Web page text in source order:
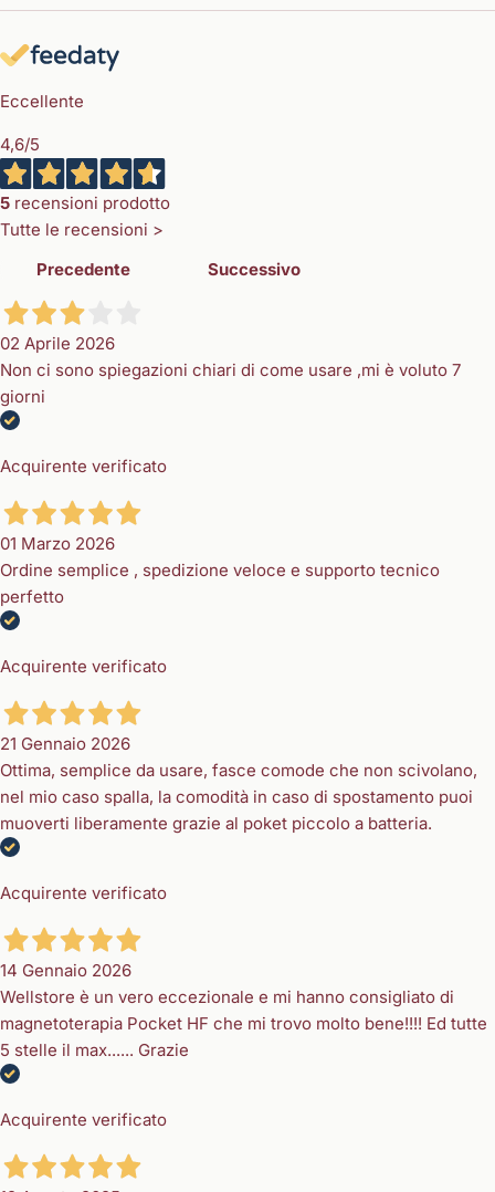
Eccellente
4,6/5
5 recensioni prodotto
Tutte le recensioni >
Precedente
Successivo
02 Aprile 2026
Non ci sono spiegazioni chiari di come usare ,mi è voluto 7
giorni
Acquirente verificato
01 Marzo 2026
Ordine semplice , spedizione veloce e supporto tecnico
perfetto
Acquirente verificato
21 Gennaio 2026
Ottima, semplice da usare, fasce comode che non scivolano,
nel mio caso spalla, la comodità in caso di spostamento puoi
muoverti liberamente grazie al poket piccolo a batteria.
Acquirente verificato
14 Gennaio 2026
Wellstore è un vero eccezionale e mi hanno consigliato di
magnetoterapia Pocket HF che mi trovo molto bene!!!! Ed tutte
5 stelle il max...... Grazie
Acquirente verificato